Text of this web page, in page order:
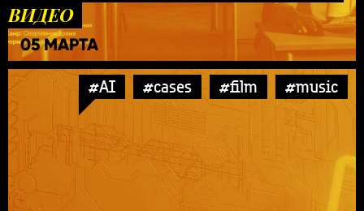
ВИДЕО
05 МАРТА
#AI #cases #film #music